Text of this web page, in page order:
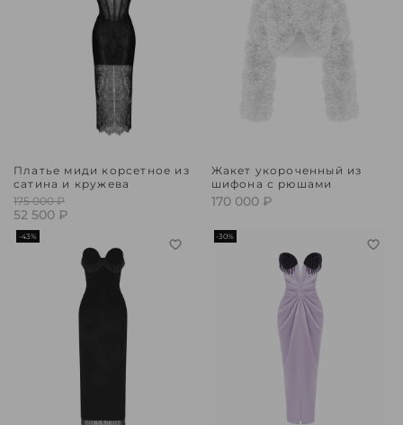
Платье миди корсетное из
сатина и кружева
175 000 ₽
52 500 ₽
Жакет укороченный из
шифона с рюшами
170 000 ₽
-43% -30%